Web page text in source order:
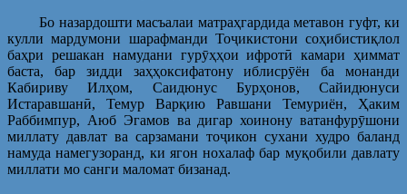
Бо назардошти масъалаи матраҳгардида метавон гуфт, ки
кулли мардумони шарафманди Тоҷикистони соҳибистиқлол
баҳри решакан намудани гурӯҳҳои ифротӣ камари ҳиммат
баста, бар зидди заҳҳоксифатону иблисрӯён ба монанди
Кабириву Илҳом, Саидюнус Бурҳонов, Сайидюнуси
Истаравшанӣ, Темур Варқию Равшани Темуриён, Ҳаким
Раббимпур, Аюб Эгамов ва дигар хоинону ватанфурӯшони
миллату давлат ва сарзамани тоҷикон сухани худро баланд
намуда намегузоранд, ки ягон нохалаф бар муқобили давлату
миллати мо санги маломат бизанад.